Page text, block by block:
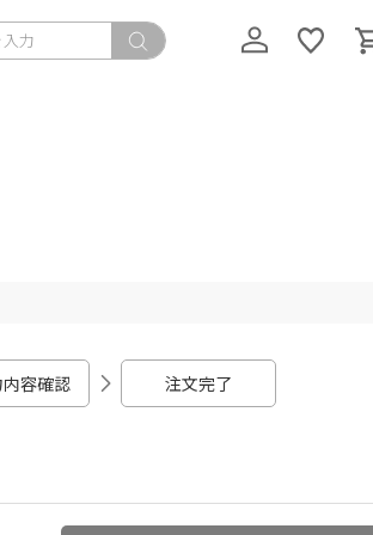
内容確認 注文完了